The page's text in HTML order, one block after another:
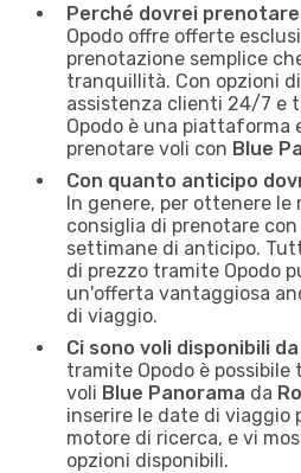
Perché dovrei
Opodo offre offerte
prenotazione semplice
tranquillità. Con opzioni
assistenza clienti 24/7 e
Opodo è una piattaforma
prenotare voli con Blue
Con quanto anticipo
In genere, per ottenere le
consiglia di prenotare
settimane di anticipo.
di prezzo tramite Opodo
un'offerta vantaggiosa
di viaggio.
Ci sono voli disponibili
tramite Opodo è possibile
voli Blue Panorama da
inserire le date di
motore di ricerca, e vi
opzioni disponibili.